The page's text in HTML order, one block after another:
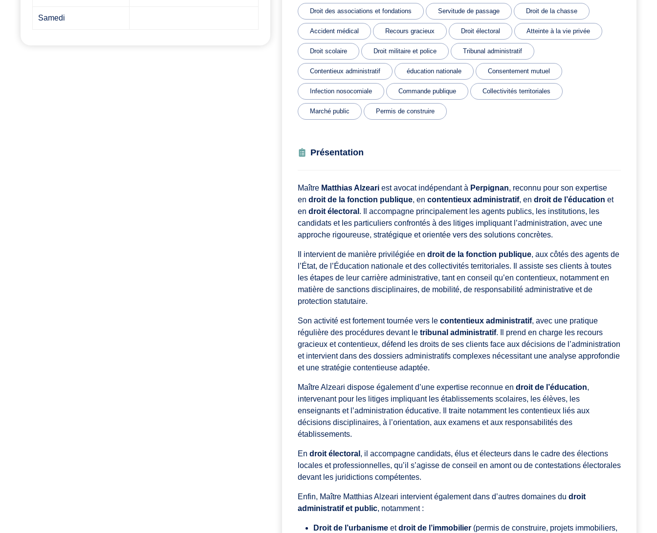
Samedi
Droit des associations et fondations Servitude de passage Droit de la chasse
Accident médical Recours gracieux Droit électoral Atteinte à la vie privée
Droit scolaire Droit militaire et police Tribunal administratif
Contentieux administratif éducation nationale Consentement mutuel
Infection nosocomiale Commande publique Collectivités territoriales
Marché public Permis de construire
Présentation
Maître Matthias Alzeari est avocat indépendant à Perpignan, reconnu pour son expertise
en droit de la fonction publique, en contentieux administratif, en droit de l’éducation et
en droit électoral . Il accompagne principalement les agents publics, les institutions, les
candidats et les particuliers confrontés à des litiges impliquant l’administration, avec une
approche rigoureuse, stratégique et orientée vers des solutions concrètes.
Il intervient de manière privilégiée en droit de la fonction publique, aux côtés des agents de
l’État, de l’Éducation nationale et des collectivités territoriales. Il assiste ses clients à toutes
les étapes de leur carrière administrative, tant en conseil qu’en contentieux, notamment en
matière de sanctions disciplinaires, de mobilité, de responsabilité administrative et de
protection statutaire.
Son activité est fortement tournée vers le contentieux administratif, avec une pratique
régulière des procédures devant le tribunal administratif. Il prend en charge les recours
gracieux et contentieux, défend les droits de ses clients face aux décisions de l’administration
et intervient dans des dossiers administratifs complexes nécessitant une analyse approfondie
et une stratégie contentieuse adaptée.
Maître Alzeari dispose également d’une expertise reconnue en droit de l’éducation,
intervenant pour les litiges impliquant les établissements scolaires, les élèves, les
enseignants et l’administration éducative. Il traite notamment les contentieux liés aux
décisions disciplinaires, à l’orientation, aux examens et aux responsabilités des
établissements.
En droit électoral , il accompagne candidats, élus et électeurs dans le cadre des élections
locales et professionnelles, qu’il s’agisse de conseil en amont ou de contestations électorales
devant les juridictions compétentes.
Enfin, Maître Matthias Alzeari intervient également dans d’autres domaines du droit
administratif et public, notamment :
Droit de l’urbanisme etdroit de l’immobilier (permis de construire, projets immobiliers,